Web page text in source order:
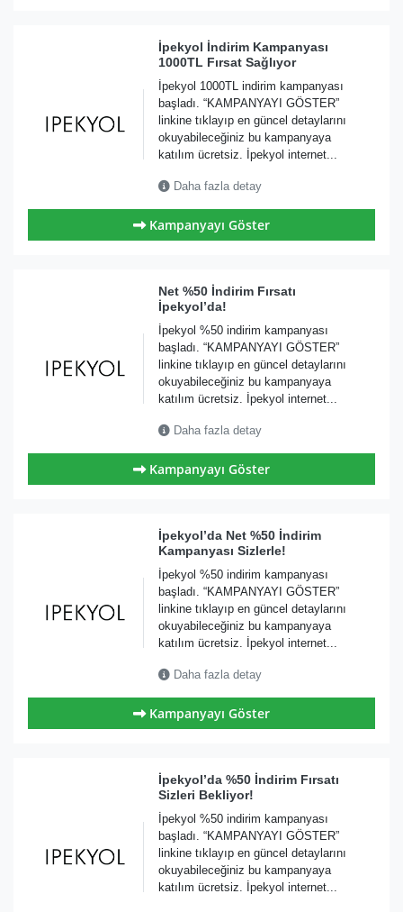
İpekyol İndirim Kampanyası
1000TL Fırsat Sağlıyor
İpekyol 1000TL indirim kampanyası
başladı. “KAMPANYAYI GÖSTER”
linkine tıklayıp en güncel detaylarını
okuyabileceğiniz bu kampanyaya
katılım ücretsiz. İpekyol internet...
Daha fazla detay
Kampanyayı Göster
Net %50 İndirim Fırsatı
İpekyol’da!
İpekyol %50 indirim kampanyası
başladı. “KAMPANYAYI GÖSTER”
linkine tıklayıp en güncel detaylarını
okuyabileceğiniz bu kampanyaya
katılım ücretsiz. İpekyol internet...
Daha fazla detay
Kampanyayı Göster
İpekyol’da Net %50 İndirim
Kampanyası Sizlerle!
İpekyol %50 indirim kampanyası
başladı. “KAMPANYAYI GÖSTER”
linkine tıklayıp en güncel detaylarını
okuyabileceğiniz bu kampanyaya
katılım ücretsiz. İpekyol internet...
Daha fazla detay
Kampanyayı Göster
İpekyol’da %50 İndirim Fırsatı
Sizleri Bekliyor!
İpekyol %50 indirim kampanyası
başladı. “KAMPANYAYI GÖSTER”
linkine tıklayıp en güncel detaylarını
okuyabileceğiniz bu kampanyaya
katılım ücretsiz. İpekyol internet...